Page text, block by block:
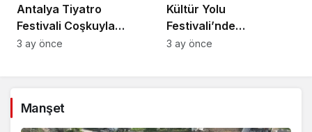
Antalya Tiyatro
Festivali Coşkuyla
Başladı!
3 ay önce
Kültür Yolu
Festivali’nde
Geleneksel Sanatlar
3 ay önce
Manşet